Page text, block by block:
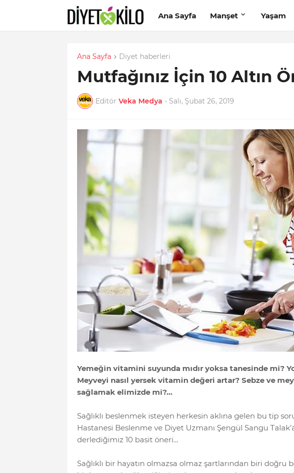
Ana Sayfa Manşet Yaşam
Ana Sayfa Diyet haberleri
Mutfağınız İçin 10 Altın
Editör Veka Medya - Salı, Şubat 26, 2019
Yemeğin vitamini suyunda mıdır yoksa tanesinde mi?
Meyveyi nasıl yersek vitamin değeri artar? Sebze ve
sağlamak elimizde mi?...
Sağlıklı beslenmek isteyen herkesin aklına gelen bu tip
Hastanesi Beslenme ve Diyet Uzmanı Şengül Sangu
derlediğimiz 10 basit öneri…
Sağlıklı bir hayatın olmazsa olmaz şartlarından biri